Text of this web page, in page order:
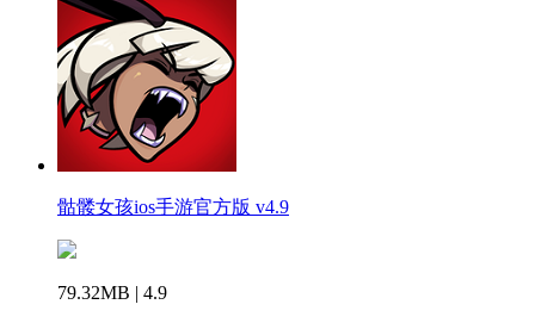
骷髅女孩ios手游官方版 v4.9
79.32MB | 4.9